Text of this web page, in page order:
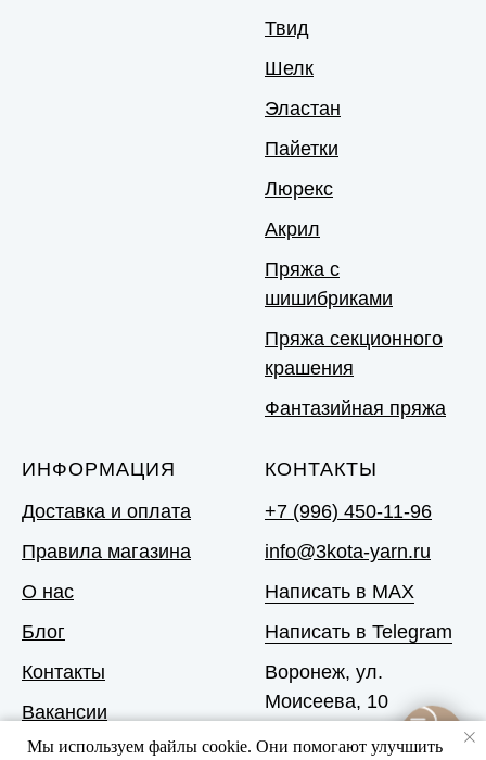
Твид
Шелк
Эластан
Пайетки
Люрекс
Акрил
Пряжа с
шишибриками
Пряжа секционного
крашения
Фантазийная пряжа
ИНФОРМАЦИЯ
Доставка и оплата
Правила магазина
О нас
Блог
Контакты
Вакансии
КОНТАКТЫ
+7 (996) 450-11-96
info@3kota-yarn.ru
Написать в MAX
Написать в Telegram
Воронеж, ул.
Моисеева, 10
Мы используем файлы cookie. Они помогают улучшить